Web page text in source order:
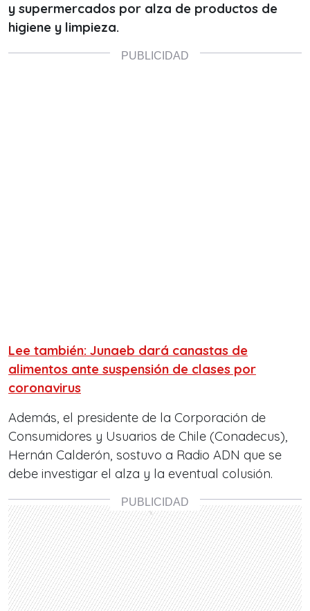
y supermercados por alza de productos de
higiene y limpieza.
Lee también: Junaeb dará canastas de
alimentos ante suspensión de clases por
coronavirus
Además, el presidente de la Corporación de
Consumidores y Usuarios de Chile (Conadecus),
Hernán Calderón, sostuvo a Radio ADN que se
debe investigar el alza y la eventual colusión.